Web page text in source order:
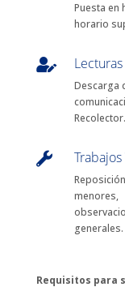
Puesta en
horario

Descarga
Recolector.
 Trabajos
generales.
Requisitos para